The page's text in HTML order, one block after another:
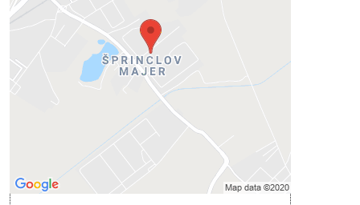
Prajete si načítať externý obsah?
Povoliť tentokrát
Povoliť a zapamätať - súhlas s druhom
cookie: Funkčné
Otvoriť obsah v novom okne